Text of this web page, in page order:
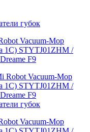
губок
Vacuum-Mop
1C) STYTJ01ZHM /
F9
губок
Vacuum-Mop